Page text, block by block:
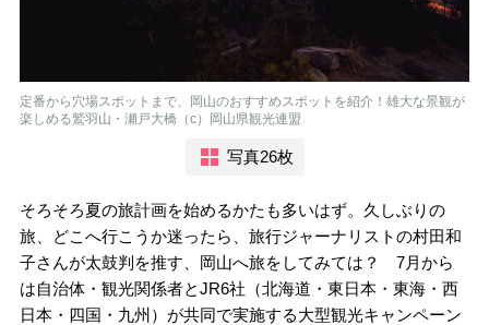
定番から穴場スポットまで、岡山のおすすめスポットを紹介！雄大な景観が
楽しめる鷲羽山・瀬戸大橋（c）岡山県観光連盟
写真26枚
そろそろ夏の旅計画を始めるかたも多いはず。久しぶりの
旅、どこへ行こうか迷ったら、旅行ジャーナリストの村田和
子さんが太鼓判を推す、岡山へ旅をしてみては？ 7月から
は自治体・観光関係者とJR6社（北海道・東日本・東海・西
日本・四国・九州）が共同で実施する大型観光キャンペーン